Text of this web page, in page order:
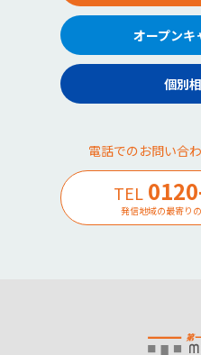
オープンキ
個別
電話でのお問い合
TEL
発信地域の最寄り